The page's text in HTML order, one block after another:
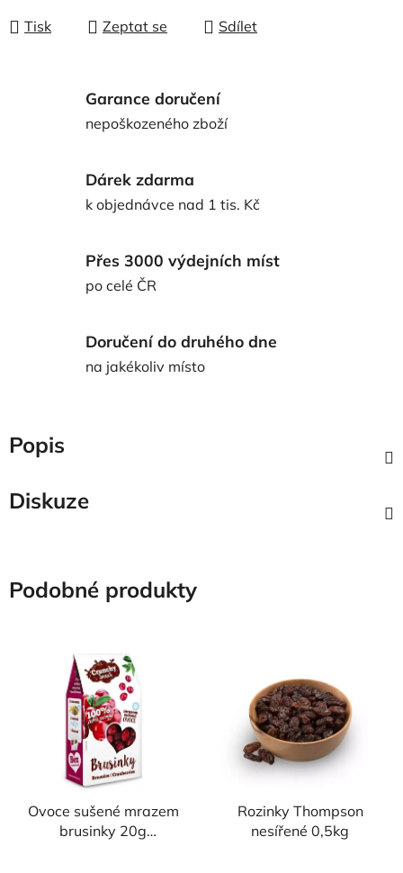
Tisk Zeptat se Sdílet
Garance doručení
nepoškozeného zboží
Dárek zdarma
k objednávce nad 1 tis. Kč
Přes 3000 výdejních míst
po celé ČR
Doručení do druhého dne
na jakékoliv místo
Popis
Diskuze
Podobné produkty
Ovoce sušené mrazem
brusinky 20g
Rozinky Thompson
nesířené 0,5kg